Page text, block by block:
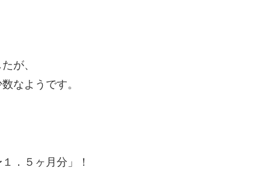
が、
なようです。
．５ヶ月分」！